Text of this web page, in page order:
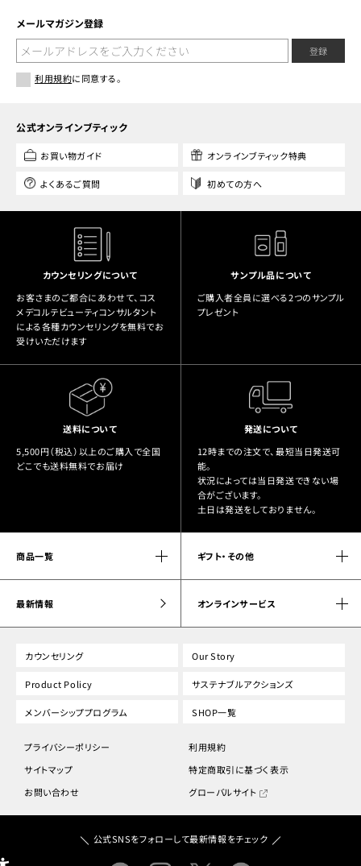
メールマガジン登録
登録
利用規約に同意する。
公式オンラインブティック
お買い物ガイド オンラインブティック特典
よくあるご質問 初めての方へ
カウンセリングについて
お客さまのご都合にあわせて、コス
メデコルテビューティコンサルタント
による各種カウンセリングを無料でお
受けいただけます
サンプル品について
ご購入者全員に選べる2つのサンプル
プレゼント
送料について
5,500円（税込）以上のご購入で全国
どこでも送料無料でお届け
発送について
12時までの注文で、最短当日発送可
能。
状況によっては当日発送できない場
合がございます。
土日は発送をしておりません。
商品一覧 ギフト・その他
最新情報 オンラインサービス
カウンセリング Our Story
Product Policy サステナブルアクションズ
メンバーシッププログラム SHOP一覧
プライバシーポリシー
利用規約
サイトマップ
特定商取引に基づく表示
お問い合わせ
グローバルサイト
公式SNSをフォローして最新情報をチェック